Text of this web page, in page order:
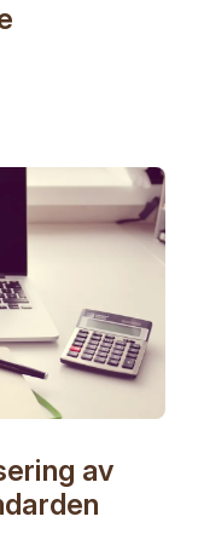
av